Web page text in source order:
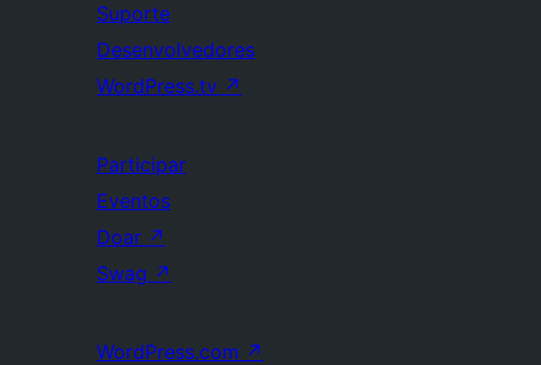
Suporte
Desenvolvedores
WordPress.tv ↗
Participar
Eventos
Doar ↗
Swag ↗
WordPress.com ↗